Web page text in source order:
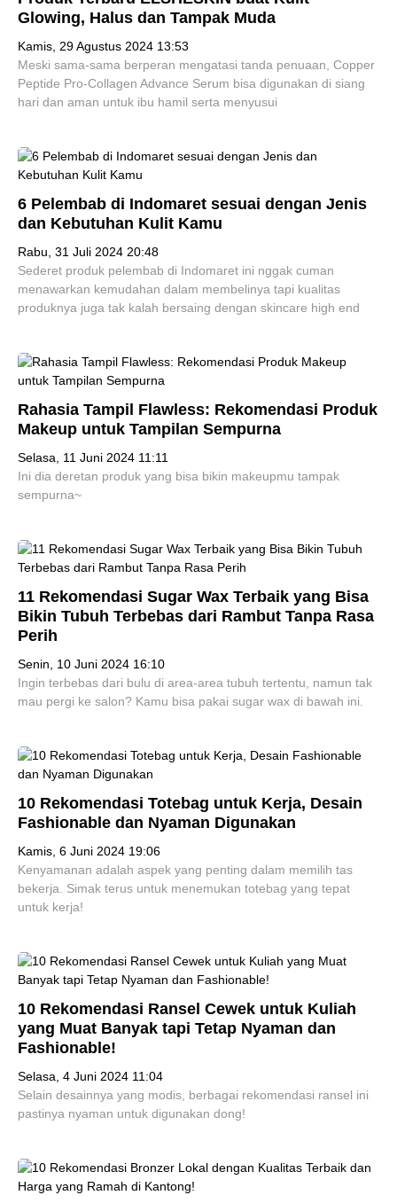
Glowing, Halus dan Tampak Muda
Kamis, 29 Agustus 2024 13:53
Meski sama-sama berperan mengatasi tanda penuaan, Copper
Peptide Pro-Collagen Advance Serum bisa digunakan di siang
hari dan aman untuk ibu hamil serta menyusui
6 Pelembab di Indomaret sesuai dengan Jenis
dan Kebutuhan Kulit Kamu
Rabu, 31 Juli 2024 20:48
Sederet produk pelembab di Indomaret ini nggak cuman
menawarkan kemudahan dalam membelinya tapi kualitas
produknya juga tak kalah bersaing dengan skincare high end
Rahasia Tampil Flawless: Rekomendasi Produk
Makeup untuk Tampilan Sempurna
Selasa, 11 Juni 2024 11:11
Ini dia deretan produk yang bisa bikin makeupmu tampak
sempurna~
11 Rekomendasi Sugar Wax Terbaik yang Bisa
Bikin Tubuh Terbebas dari Rambut Tanpa Rasa
Perih
Senin, 10 Juni 2024 16:10
Ingin terbebas dari bulu di area-area tubuh tertentu, namun tak
mau pergi ke salon? Kamu bisa pakai sugar wax di bawah ini.
10 Rekomendasi Totebag untuk Kerja, Desain
Fashionable dan Nyaman Digunakan
Kamis, 6 Juni 2024 19:06
Kenyamanan adalah aspek yang penting dalam memilih tas
bekerja. Simak terus untuk menemukan totebag yang tepat
untuk kerja!
10 Rekomendasi Ransel Cewek untuk Kuliah
yang Muat Banyak tapi Tetap Nyaman dan
Fashionable!
Selasa, 4 Juni 2024 11:04
Selain desainnya yang modis, berbagai rekomendasi ransel ini
pastinya nyaman untuk digunakan dong!